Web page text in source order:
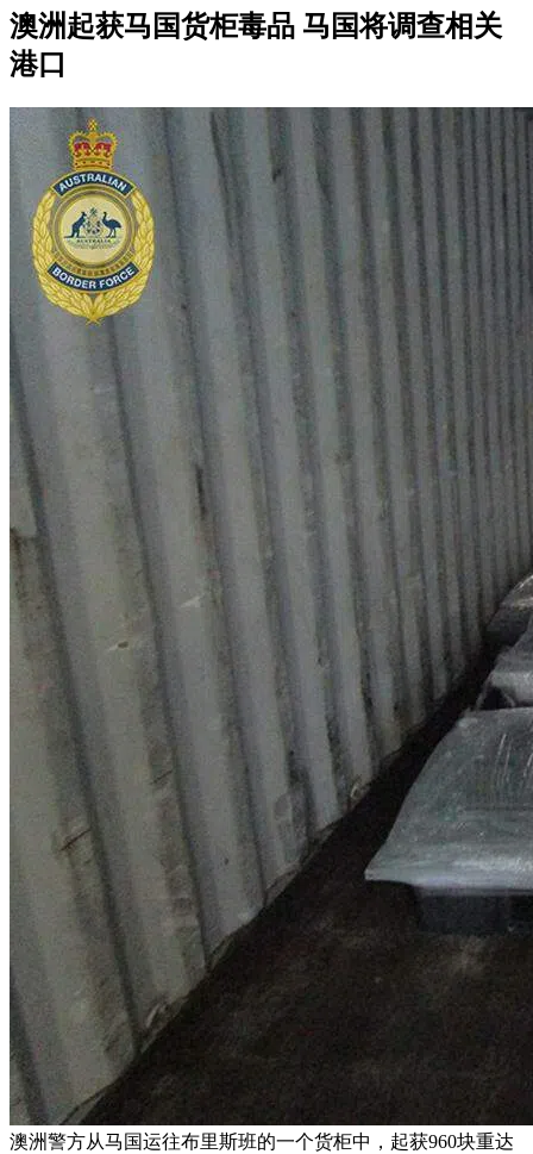
澳洲起获马国货柜毒品 马国将调查相关
港口
澳洲警方从马国运往布里斯班的一个货柜中，起获960块重达